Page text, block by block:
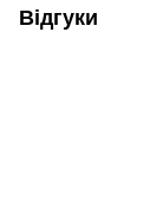
Відгуки